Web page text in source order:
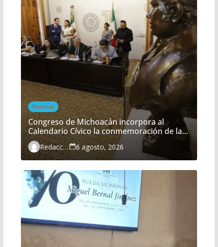
Noticias
Congreso de Michoacán incorpora al
Calendario Cívico la conmemoración de la
Batalla del Fuerte de Cóporo
Redacción 6 agosto, 2026